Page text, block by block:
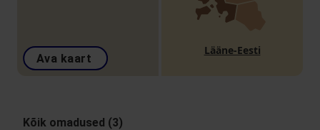
Ava kaart
Lääne-Eesti
Kõik omadused (3)